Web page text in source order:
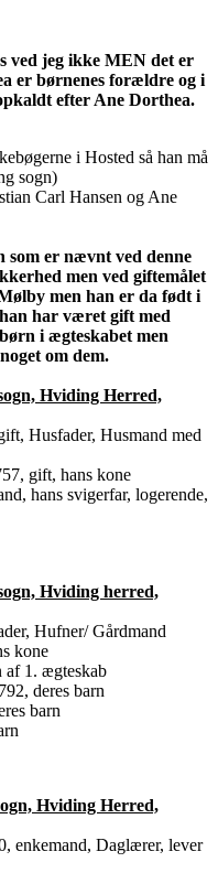
ved jeg ikke MEN det er
er børnenes forældre og i
efter Ane Dorthea.
i Hosted så han må
sogn)
Carl Hansen og Ane
som er nævnt ved denne
men ved giftemålet
men han er da født i
har været gift med
i ægteskabet men
om dem.
Hviding Herred,
Husfader, Husmand med
gift, hans kone
hans svigerfar, logerende,
Hviding herred,
Hufner/ Gårdmand
kone
af 1. ægteskab
deres barn
barn
Hviding Herred,
enkemand, Daglærer, lever